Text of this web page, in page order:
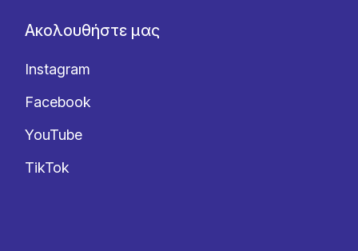
Ακολουθήστε μας
Instagram
Facebook
YouTube
TikTok